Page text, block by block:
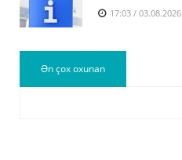
17:03 / 03.08.2026
Ən çox oxunan